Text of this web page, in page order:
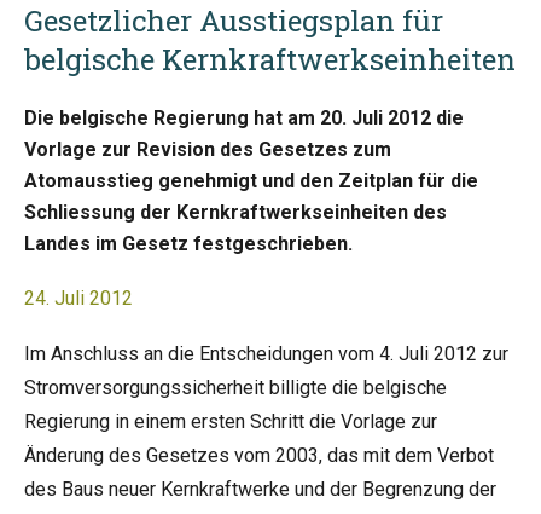
Gesetzlicher Ausstiegsplan für
belgische Kernkraftwerkseinheiten
Die belgische Regierung hat am 20. Juli 2012 die
Vorlage zur Revision des Gesetzes zum
Atomausstieg genehmigt und den Zeitplan für die
Schliessung der Kernkraftwerkseinheiten des
Landes im Gesetz festgeschrieben.
24. Juli 2012
Im Anschluss an die Entscheidungen vom 4. Juli 2012 zur
Stromversorgungssicherheit billigte die belgische
Regierung in einem ersten Schritt die Vorlage zur
Änderung des Gesetzes vom 2003, das mit dem Verbot
des Baus neuer Kernkraftwerke und der Begrenzung der